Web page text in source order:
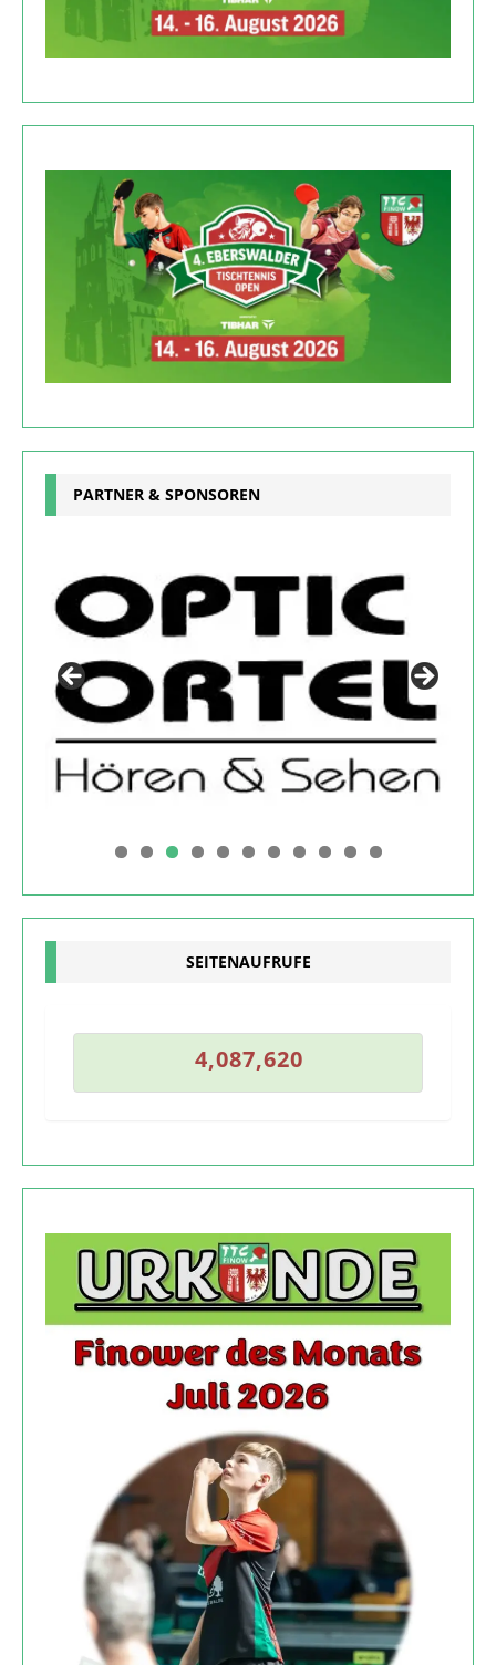
PARTNER & SPONSOREN
0 1
SEITENAUFRUFE
4
4
,
,
0
0
8
8
7
7
,
,
6
62
1
0
9